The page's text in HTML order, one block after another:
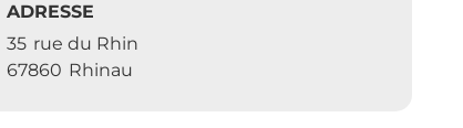
ADRESSE
35 rue du Rhin
67860 Rhinau